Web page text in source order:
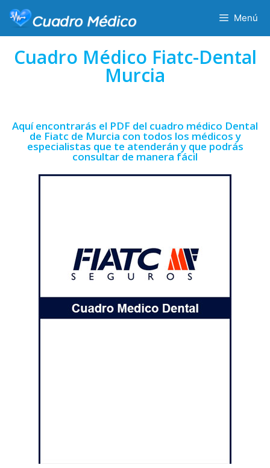
Menú
Cuadro Médico Fiatc-Dental
Murcia
Aquí encontrarás el PDF del cuadro médico Dental
de Fiatc de Murcia con todos los médicos y
especialistas que te atenderán y que podrás
consultar de manera fácil